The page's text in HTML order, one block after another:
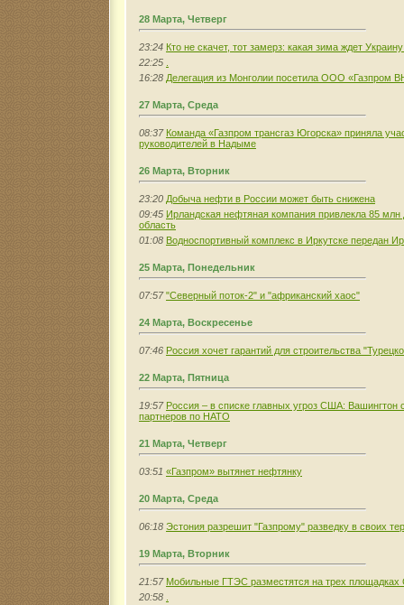
28 Марта, Четверг
23:24 Кто не скачет, тот замерз: какая зима ждет
22:25
16:28 Делегация из Монголии посетила ООО «Газпром
27 Марта, Среда
08:37 Команда «Газпром трансгаз Югорска» приняла
руководителей в Надыме
26 Марта, Вторник
23:20 Добыча нефти в России может быть снижена
09:45 Ирландская нефтяная компания привлекла 85
область
01:08 Водноспортивный комплекс в Иркутске передан
25 Марта, Понедельник
07:57 "Северный поток-2" и "африканский хаос"
24 Марта, Воскресенье
07:46 Россия хочет гарантий для строительства
22 Марта, Пятница
19:57 Россия – в списке главных угроз США: Вашингтон
партнеров по НАТО
21 Марта, Четверг
03:51 «Газпром» вытянет нефтянку
20 Марта, Среда
06:18 Эстония разрешит "Газпрому" разведку в своих
19 Марта, Вторник
21:57 Мобильные ГТЭС разместятся на трех площадках
20:58